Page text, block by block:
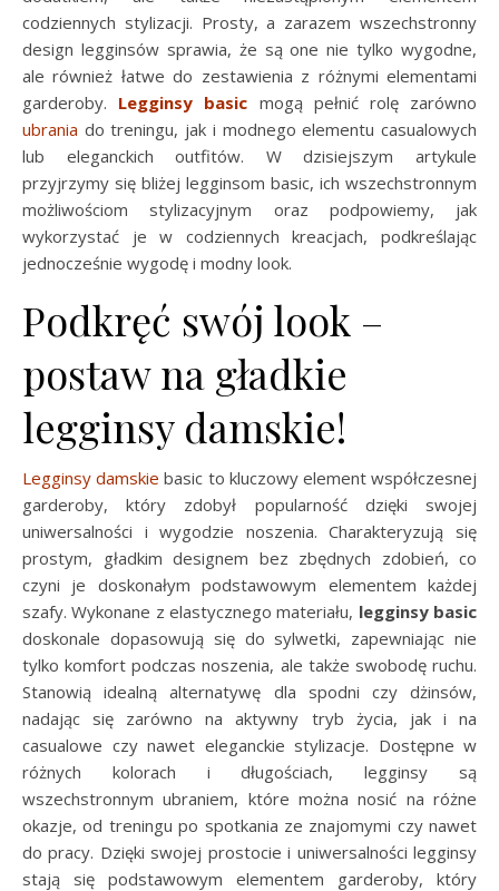
codziennych stylizacji. Prosty, a zarazem wszechstronny
design legginsów sprawia, że są one nie tylko wygodne,
ale również łatwe do zestawienia z różnymi elementami
garderoby. Legginsy basic mogą pełnić rolę zarówno
ubrania do treningu, jak i modnego elementu casualowych
lub eleganckich outfitów. W dzisiejszym artykule
przyjrzymy się bliżej legginsom basic, ich wszechstronnym
możliwościom stylizacyjnym oraz podpowiemy, jak
wykorzystać je w codziennych kreacjach, podkreślając
jednocześnie wygodę i modny look.
Podkręć swój look –
postaw na gładkie
legginsy damskie!
Legginsy damskie basic to kluczowy element współczesnej
garderoby, który zdobył popularność dzięki swojej
uniwersalności i wygodzie noszenia. Charakteryzują się
prostym, gładkim designem bez zbędnych zdobień, co
czyni je doskonałym podstawowym elementem każdej
szafy. Wykonane z elastycznego materiału, legginsy basic
doskonale dopasowują się do sylwetki, zapewniając nie
tylko komfort podczas noszenia, ale także swobodę ruchu.
Stanowią idealną alternatywę dla spodni czy dżinsów,
nadając się zarówno na aktywny tryb życia, jak i na
casualowe czy nawet eleganckie stylizacje. Dostępne w
różnych kolorach i długościach, legginsy są
wszechstronnym ubraniem, które można nosić na różne
okazje, od treningu po spotkania ze znajomymi czy nawet
do pracy. Dzięki swojej prostocie i uniwersalności legginsy
stają się podstawowym elementem garderoby, który